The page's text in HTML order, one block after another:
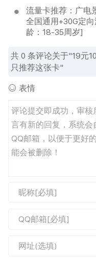
流量卡推荐：广电
全国通用+30G定
龄：18-35周岁]
共0 条评论关于"19元
只推荐这张卡"
表情